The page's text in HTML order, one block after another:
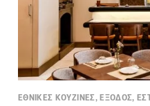
ΕΘΝΙΚΕΣ ΚΟΥΖΙΝΕΣ, ΕΞΟΔΟΣ,